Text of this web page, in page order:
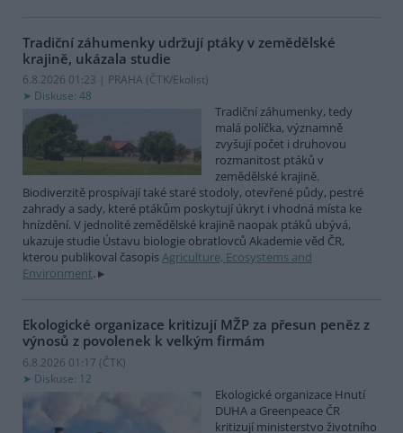
Tradiční záhumenky udržují ptáky v zemědělské
krajině, ukázala studie
6.8.2026 01:23 | PRAHA (ČTK/Ekolist)
Diskuse: 48
Tradiční záhumenky, tedy
malá políčka, významně
zvyšují počet i druhovou
rozmanitost ptáků v
zemědělské krajině.
Biodiverzitě prospívají také staré stodoly, otevřené půdy, pestré
zahrady a sady, které ptákům poskytují úkryt i vhodná místa ke
hnízdění. V jednolité zemědělské krajině naopak ptáků ubývá,
ukazuje studie Ústavu biologie obratlovců Akademie věd ČR,
kterou publikoval časopisAgriculture, Ecosystems and
Environment.
Ekologické organizace kritizují MŽP za přesun peněz z
výnosů z povolenek k velkým firmám
6.8.2026 01:17 (ČTK)
Diskuse: 12
Ekologické organizace Hnutí
DUHA a Greenpeace ČR
kritizují ministerstvo životního